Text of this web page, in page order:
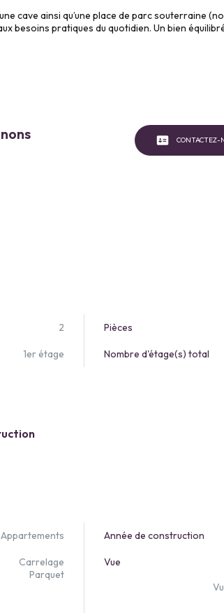
cave ainsi qu’une place de parc souterraine
besoins pratiques du quotidien. Un bien
CONTACTEZ-
2 Pièces
1er étage Nombre d'étage(s) total
Appartements Année de construction
Carrelage
Parquet
Vue